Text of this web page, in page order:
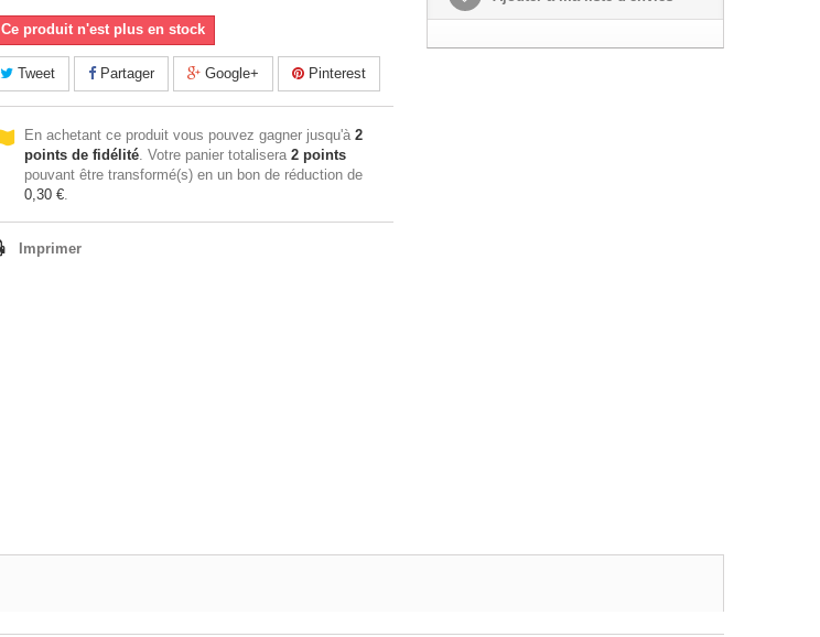
Ce produit n'est plus en stock
Tweet Partager Google+ Pinterest
En achetant ce produit vous pouvez gagner jusqu'à 2
points de fidélité. Votre panier totalisera 2 points
pouvant être transformé(s) en un bon de réduction de
0,30 €.
Imprimer